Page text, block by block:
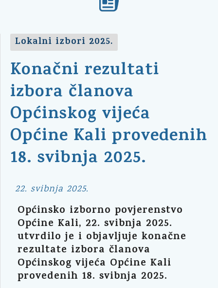
Lokalni izbori 2025.
Konačni rezultati
izbora članova
Općinskog vijeća
Općine Kali provedenih
18. svibnja 2025.
22. svibnja 2025.
Općinsko izborno povjerenstvo
Općine Kali, 22. svibnja 2025.
utvrdilo je i objavljuje konačne
rezultate izbora članova
Općinskog vijeća Općine Kali
provedenih 18. svibnja 2025.